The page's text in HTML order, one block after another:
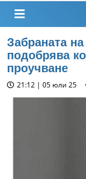
Забраната
подобрява
проучване
21:12 | 05 юли 25